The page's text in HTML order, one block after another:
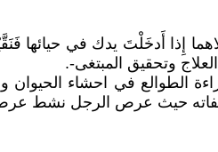
أَدخَلْتَ يدك في حيائها
وتحقيق المبتغى-.
حيث عرص الرجل نشط